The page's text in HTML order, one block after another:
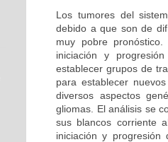
Los tumores del
debido a que son de
muy pobre
iniciación y
establecer grupos de
para establecer
diversos aspectos
gliomas. El análisis se
sus blancos corriente
iniciación y